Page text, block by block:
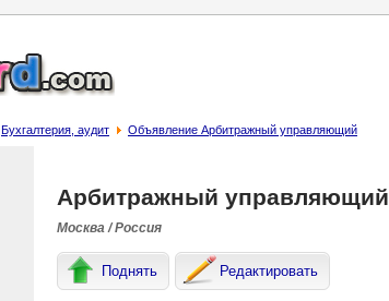
Бухгалтерия, аудит Объявление Арбитражный управляющий
Арбитражный управляющий
Москва / Россия
Поднять Редактировать